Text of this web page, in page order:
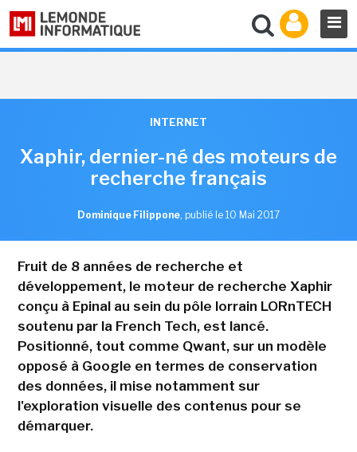
INTERNET
Xaphir, dernier-né des moteurs de
recherche français
Dominique Filippone, publié le 10 Mai 2017
Fruit de 8 années de recherche et
développement, le moteur de recherche Xaphir
conçu à Epinal au sein du pôle lorrain LORnTECH
soutenu par la French Tech, est lancé.
Positionné, tout comme Qwant, sur un modèle
opposé à Google en termes de conservation
des données, il mise notamment sur
l'exploration visuelle des contenus pour se
démarquer.